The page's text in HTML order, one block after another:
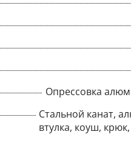
Опрессовка
Стальной канат,
втулка, коуш,